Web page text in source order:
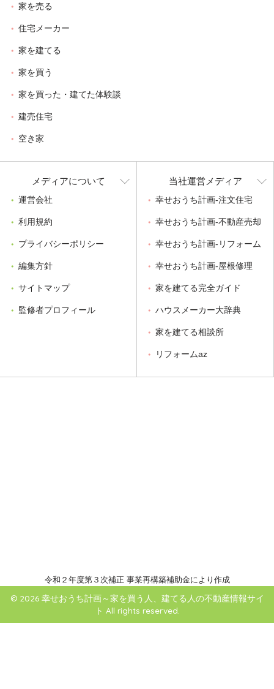
家を売る
住宅メーカー
家を建てる
家を買う
家を買った・建てた体験談
建売住宅
空き家
メディアについて
運営会社
利用規約
プライバシーポリシー
編集方針
サイトマップ
監修者プロフィール
当社運営メディア
幸せおうち計画-注文住宅
幸せおうち計画-不動産売却
幸せおうち計画-リフォーム
幸せおうち計画-屋根修理
家を建てる完全ガイド
ハウスメーカー大辞典
家を建てる相談所
リフォームaz
令和２年度第３次補正 事業再構築補助金により作成
© 2026 幸せおうち計画～家を買う人、建てる人の不動産情報サイ
ト All rights reserved.